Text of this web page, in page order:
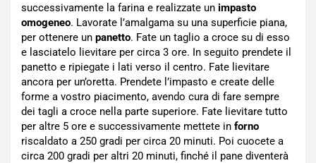
successivamente la farina e realizzate un impasto
omogeneo. Lavorate l’amalgama su una superficie piana,
per ottenere un panetto. Fate un taglio a croce su di esso
e lasciatelo lievitare per circa 3 ore. In seguito prendete il
panetto e ripiegate i lati verso il centro. Fate lievitare
ancora per un’oretta. Prendete l’impasto e create delle
forme a vostro piacimento, avendo cura di fare sempre
dei tagli a croce nella parte superiore. Fate lievitare tutto
per altre 5 ore e successivamente mettete in forno
riscaldato a 250 gradi per circa 20 minuti. Poi cuocete a
circa 200 gradi per altri 20 minuti, finché il pane diventerà